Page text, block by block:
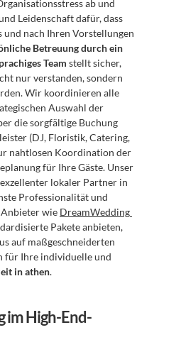
ab und
Leidenschaft dafür, dass
und nach Ihren Vorstellungen
Betreuung durch ein
Team stellt sicher,
nur verstanden, sondern
Wir koordinieren alle
Auswahl der
die sorgfältige Buchung
(DJ, Floristik, Catering,
nahtlosen Koordination der
für Ihre Gäste. Unser
lokaler Partner in
Professionalität und
wie DreamWedding
Pakete anbieten,
auf maßgeschneiderten
für Ihre individuelle und
in athen.
im High-End-